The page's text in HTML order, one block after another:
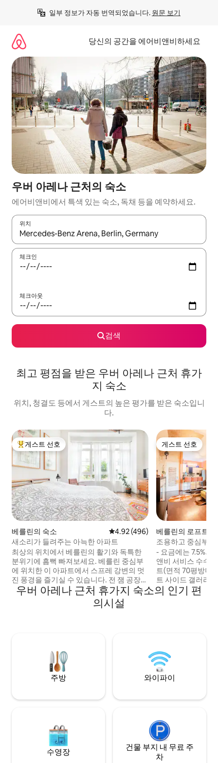
일부 정보가 자동 번역되었습니다. 원문 보기
당신의 공간을 에어비앤비하세요
우버 아레나 근처의 숙소
에어비앤비에서 특색 있는 숙소, 독채 등을 예약하세요.
위치
결과가 나오면 위·아래 화살표 키를 사용하거나 터치 또는 스와이
체크인
체크아웃
검색
최고 평점을 받은 우버 아레나 근처 휴가
지 숙소
위치, 청결도 등에서 게스트의 높은 평가를 받은 숙소입니
다.
상위 게스트 선호
게스트 선호
베를린의 숙소 평점 4.92점(5점 만점), 후기 496
4.92 (496)
새소리가 들려주는 아늑한 아파트
최상의 위치에서 베를린의 활기와 독특한
분위기에 흠뻑 빠져보세요. 베를린 중심부
에 위치한 이 아파트에서 스프레 강변의 멋
진 풍경을 즐기실 수 있습니다. 전 잼 공장에
위치한 이 아파트는 2012년 1월에 아름다운
인테리어에 대한 사랑과 확실한 감각으로
꾸며졌습니다. 편안한 해변 바, 세련된 클럽
술 센터까지 5분, 스프레에 떠 있는 수영장
인 "바데쉬프"까지 10분 거리에 있으며, 이
곳에서 큰 배들을 감상할 수 있습니다. 빠른
이동 교통 연결은 완벽합니다. 지하철까지
린의 모든 문화 명소와 중심지까지 매우 짧
개별 작품으로 장식되었습니다. 훈제 오크
진짜 나무 마루는 적절한 베이지밑으로 맨
발에서 따뜻하고 세련된 느낌을 줍니다. 가
구의 대부분은 브란덴부르크의 전 사우어
게스트 선호
게스트 선호
베를린의 로프트
조용하고 중심부
트
- 요금에는 7.5%의
앤비 서비스 수수료가
트(면적 70평방미
트 사이드 갤러리,
케, 메르세데스 벤
몰, 슈프렝겔키츠,
테라스는 불과
우버 아레나 근처 휴가지 숙소의 인기 편
의시설
주방 와이파이
수영장
건물 부지 내 무료 주
차